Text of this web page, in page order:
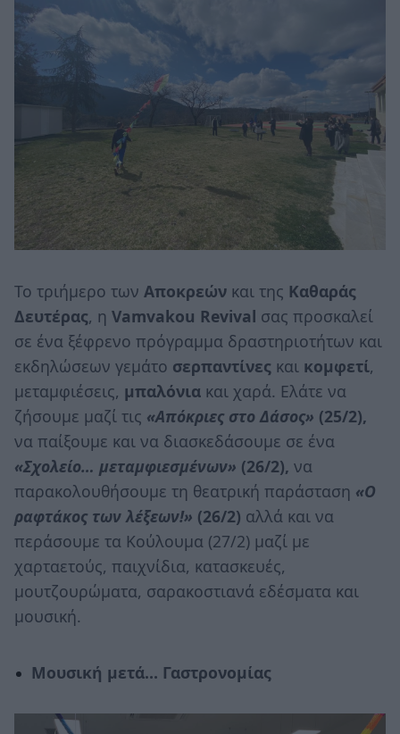
Το τριήμερο των Αποκρεών και της Καθαράς
Δευτέρας, η Vamvakou Revival σας προσκαλεί
σε ένα ξέφρενο πρόγραμμα δραστηριοτήτων και
εκδηλώσεων γεμάτο σερπαντίνες και κομφετί,
μεταμφιέσεις, μπαλόνια και χαρά. Ελάτε να
ζήσουμε μαζί τις «Απόκριες στο Δάσος» (25/2),
να παίξουμε και να διασκεδάσουμε σε ένα
«Σχολείο… μεταμφιεσμένων» (26/2), να
παρακολουθήσουμε τη θεατρική παράσταση «Ο
ραφτάκος των λέξεων!» (26/2) αλλά και να
περάσουμε τα Κούλουμα (27/2) μαζί με
χαρταετούς, παιχνίδια, κατασκευές,
μουτζουρώματα, σαρακοστιανά εδέσματα και
μουσική.
Μουσική μετά… Γαστρονομίας